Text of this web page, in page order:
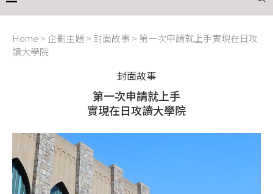
Home > 企劃主題> 封面故事> 第一次申請就上手實現在日攻
讀大學院
封面故事
第一次申請就上手
實現在日攻讀大學院